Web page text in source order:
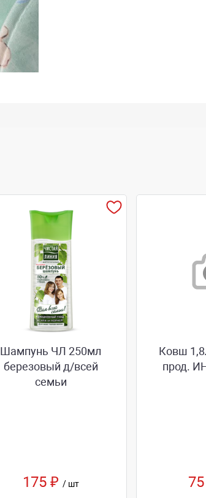
Шампунь ЧЛ 250мл
березовый д/всей
семьи
175 ₽ / шт
Ковш
прод.